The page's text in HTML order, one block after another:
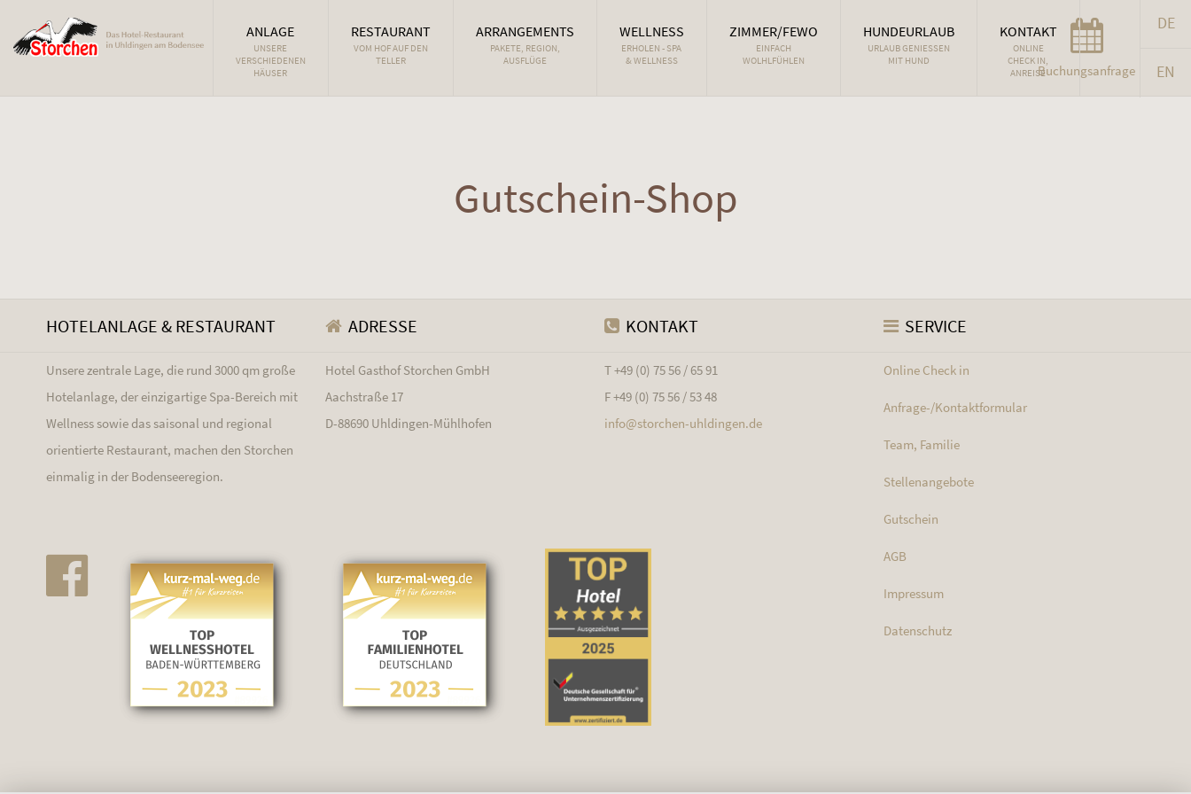
DE
EN
Buchungsanfrage
ANLAGE
UNSERE
VERSCHIEDENEN
HÄUSER
RESTAURANT
VOM HOF AUF DEN
TELLER
ARRANGEMENTS
PAKETE, REGION,
AUSFLÜGE
WELLNESS
ERHOLEN - SPA
& WELLNESS
ZIMMER/FEWO
EINFACH
WOLHLFÜHLEN
HUNDEURLAUB
URLAUB GENIESSEN M
IT HUND
KONTAKT
ONLINE
CHECK IN,
ANREISE
Gutschein-Shop
HOTELANLAGE & RESTAURANT
Unsere zentrale Lage, die rund 3000 qm große
Hotelanlage, der einzigartige Spa-Bereich mit
Wellness sowie das saisonal und regional
orientierte Restaurant, machen den Storchen
einmalig in der Bodenseeregion.
ADRESSE
Hotel Gasthof Storchen GmbH
Aachstraße 17
D-88690 Uhldingen-Mühlhofen
KONTAKT
T +49 (0) 75 56 / 65 91
F +49 (0) 75 56 / 53 48
info@storchen-uhldingen.de
SERVICE
Online Check in
Anfrage-/Kontaktformular
Team, Familie
Stellenangebote
Gutschein
AGB
Impressum
Datenschutz